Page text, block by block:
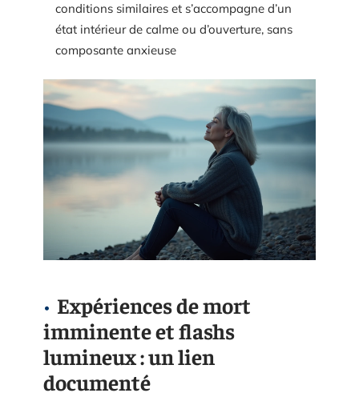
conditions similaires et s’accompagne d’un
état intérieur de calme ou d’ouverture, sans
composante anxieuse
Expériences de mort
imminente et flashs
lumineux : un lien
documenté